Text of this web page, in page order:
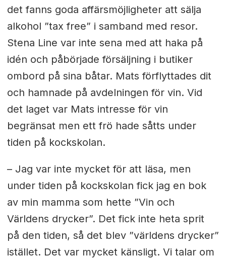
det fanns goda affärsmöjligheter att sälja
alkohol ”tax free” i samband med resor.
Stena Line var inte sena med att haka på
idén och påbörjade försäljning i butiker
ombord på sina båtar. Mats förflyttades dit
och hamnade på avdelningen för vin. Vid
det laget var Mats intresse för vin
begränsat men ett frö hade såtts under
tiden på kockskolan.
– Jag var inte mycket för att läsa, men
under tiden på kockskolan fick jag en bok
av min mamma som hette ”Vin och
Världens drycker”. Det fick inte heta sprit
på den tiden, så det blev ”världens drycker”
istället. Det var mycket känsligt. Vi talar om